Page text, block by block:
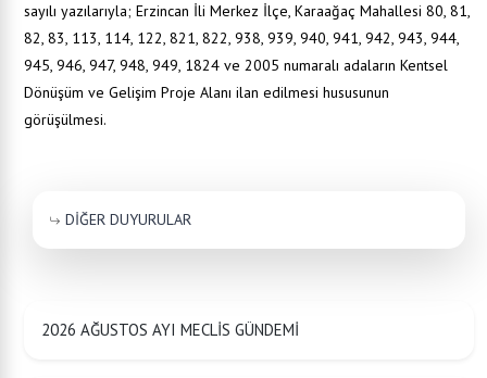
sayılı yazılarıyla; Erzincan İli Merkez İlçe, Karaağaç Mahallesi 80, 81,
82, 83, 113, 114, 122, 821, 822, 938, 939, 940, 941, 942, 943, 944,
945, 946, 947, 948, 949, 1824 ve 2005 numaralı adaların Kentsel
Dönüşüm ve Gelişim Proje Alanı ilan edilmesi hususunun
görüşülmesi.
DİĞER DUYURULAR
2026 AĞUSTOS AYI MECLİS GÜNDEMİ